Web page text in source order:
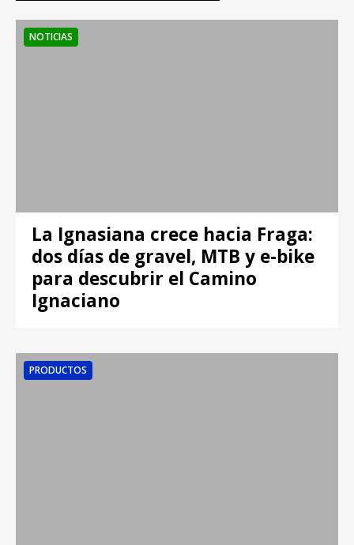
NOTICIAS
La Ignasiana crece hacia Fraga:
dos días de gravel, MTB y e-bike
para descubrir el Camino
Ignaciano
PRODUCTOS